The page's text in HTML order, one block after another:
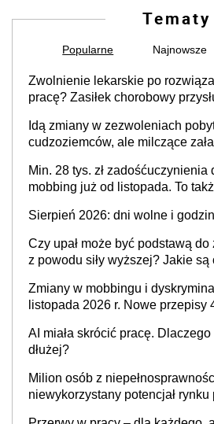
Tematy
Popularne Najnowsze
Zwolnienie lekarskie po
pracę? Zasiłek chorobowy
stosunku pracy
Idą zmiany w zezwoleniach
cudzoziemców, ale milczące
Min. 28 tys. zł
mobbing już od listopada. To
Sierpień 2026: dni wolne i
Czy upał może być podstawą
z powodu siły wyższej? Jakie są
Zmiany w mobbingu i
listopada 2026 r. Nowe przepisy
AI miała skrócić pracę.
dłużej?
Milion osób z
niewykorzystany potencjał